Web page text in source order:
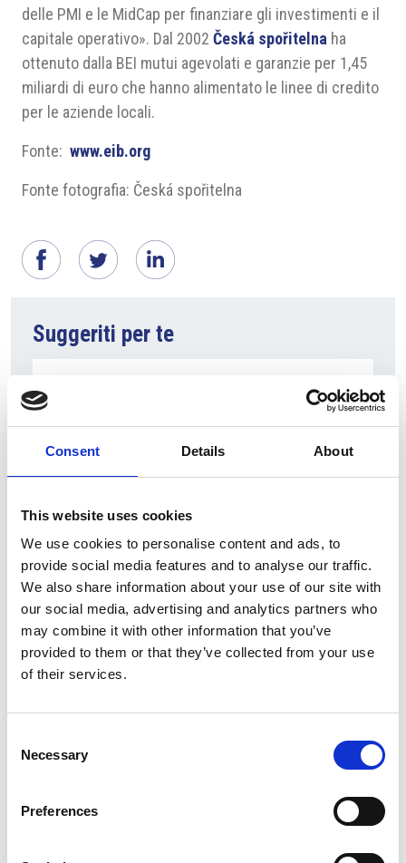
Consent Details About
This website uses cookies
We use cookies to personalise content and ads, to
provide social media features and to analyse our traffic.
We also share information about your use of our site with
our social media, advertising and analytics partners who
may combine it with other information that you’ve
provided to them or that they’ve collected from your use
of their services.
Selection
Necessary
Preferences
delle PMI e le MidCap per finanziare gli investimenti e il
capitale operativo». Dal 2002 Česká spořitelna ha
ottenuto dalla BEI mutui agevolati e garanzie per 1,45
miliardi di euro che hanno alimentato le linee di credito
per le aziende locali.
Fonte: www.eib.org
Fonte fotografia: Česká spořitelna
Suggeriti per te
7 Agosto 2026
Nel primo semestre è aumentata fortemente la
costruzione di nuove abitazioni
Repubblica Ceca